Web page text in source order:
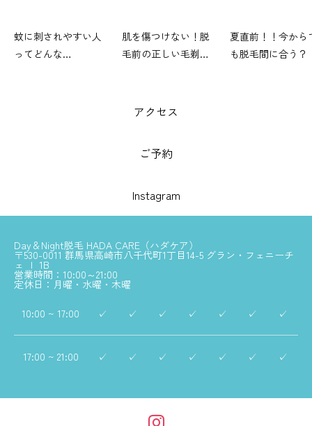
蚊に刺されやすい人
ってどんな
肌を傷つけない！脱
毛前の正しい毛剃り
夏直前！！今から
も脱毛間に合う？
アクセス
ご予約
Instagram
Day＆Night脱毛 HADA CARE（ハダケア）
〒530-0011 群馬県高崎市八千代町1丁目14-5 グラン・フェニーチ
ェ Ｉ 1B
営業時間：10:00～21:00
定休日：月曜・水曜・木曜
10:00 ~ 17:00 ✓ ✓ ✓ ✓ ✓ ✓ ✓
17:00 ~ 21:00 ✓ ✓ ✓ ✓ ✓ ✓ ✓